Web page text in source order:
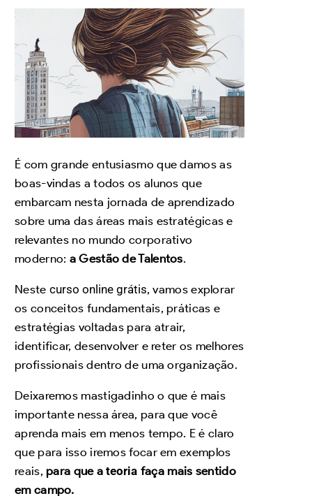
É com grande entusiasmo que damos as
boas-vindas a todos os alunos que
embarcam nesta jornada de aprendizado
sobre uma das áreas mais estratégicas e
relevantes no mundo corporativo
moderno: a Gestão de Talentos.
Neste curso online grátis, vamos explorar
os conceitos fundamentais, práticas e
estratégias voltadas para atrair,
identificar, desenvolver e reter os melhores
profissionais dentro de uma organização.
Deixaremos mastigadinho o que é mais
importante nessa área, para que você
aprenda mais em menos tempo. E é claro
que para isso iremos focar em exemplos
reais,para que ateoria faça mais sentido
em campo.